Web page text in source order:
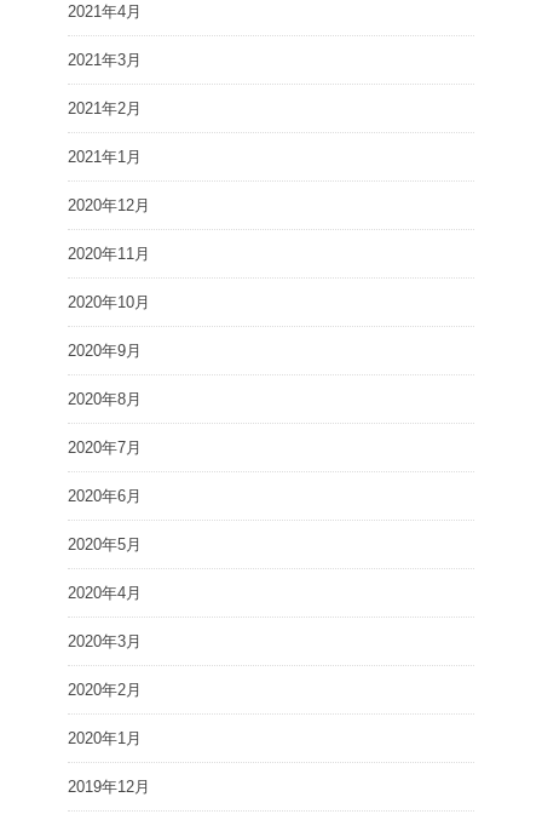
2021年4月
2021年3月
2021年2月
2021年1月
2020年12月
2020年11月
2020年10月
2020年9月
2020年8月
2020年7月
2020年6月
2020年5月
2020年4月
2020年3月
2020年2月
2020年1月
2019年12月